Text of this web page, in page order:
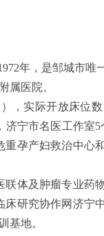
年，是邹城市唯
属医院。
） ，实际开放床位数
济宁市名医工作室
孕产妇救治中心
体及肿瘤专业药
研究协作网济宁
基地。